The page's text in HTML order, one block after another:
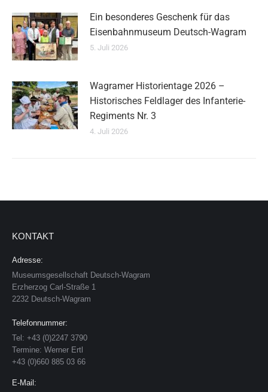
Ein besonderes Geschenk für das
Eisenbahnmuseum Deutsch-Wagram
5. Juli 2026
Wagramer Historientage 2026 –
Historisches Feldlager des Infanterie-
Regiments Nr. 3
4. Juli 2026
KONTAKT
Adresse:
Museumsgesellschaft Deutsch-Wagram
Erzherzog Carl-Straße 1
2232 Deutsch-Wagram
Telefonnummer:
Tel: +43 (0)2247 3790
Termine: Werner Ertl
+43 (0)660 885 03 66
E-Mail: